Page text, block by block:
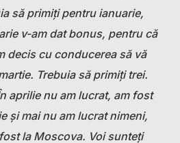
să primiți pentru ianuarie,
v-am dat bonus, pentru că
decis cu conducerea să vă
Trebuia să primiți trei.
aprilie nu am lucrat, am fost
și mai nu am lucrat nimeni,
la Moscova. Voi sunteți